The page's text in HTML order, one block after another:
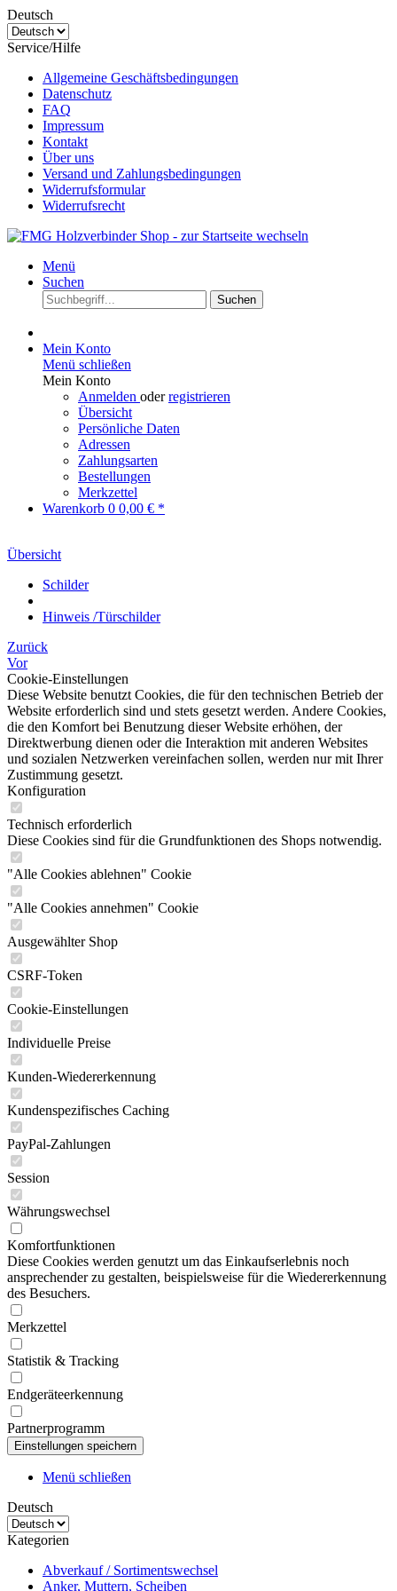
Deutsch
Service/Hilfe
Allgemeine Geschäftsbedingungen
Datenschutz
FAQ
Impressum
Kontakt
Über uns
Versand und Zahlungsbedingungen
Widerrufsformular
Widerrufsrecht
Menü
Suchen
Suchen
Mein Konto
Menü schließen
Mein Konto
Anmelden oderregistrieren
Übersicht
Persönliche Daten
Adressen
Zahlungsarten
Bestellungen
Merkzettel
Warenkorb 0 0,00 € *
Übersicht
Schilder
Hinweis /Türschilder
Zurück
Vor
Cookie-Einstellungen
Diese Website benutzt Cookies, die für den technischen Betrieb der
Website erforderlich sind und stets gesetzt werden. Andere Cookies,
die den Komfort bei Benutzung dieser Website erhöhen, der
Direktwerbung dienen oder die Interaktion mit anderen Websites
und sozialen Netzwerken vereinfachen sollen, werden nur mit Ihrer
Zustimmung gesetzt.
Konfiguration
Technisch erforderlich
Diese Cookies sind für die Grundfunktionen des Shops notwendig.
"Alle Cookies ablehnen" Cookie
"Alle Cookies annehmen" Cookie
Ausgewählter Shop
CSRF-Token
Cookie-Einstellungen
Individuelle Preise
Kunden-Wiedererkennung
Kundenspezifisches Caching
PayPal-Zahlungen
Session
Währungswechsel
Komfortfunktionen
Diese Cookies werden genutzt um das Einkaufserlebnis noch
ansprechender zu gestalten, beispielsweise für die Wiedererkennung
des Besuchers.
Merkzettel
Statistik & Tracking
Endgeräteerkennung
Partnerprogramm
Menü schließen
Deutsch
Kategorien
Abverkauf / Sortimentswechsel
Anker, Muttern, Scheiben